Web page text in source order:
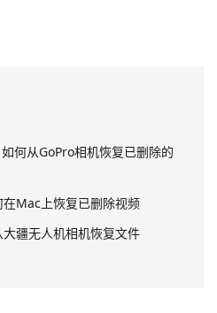
何从GoPro相机恢复已删除的
Mac上恢复已删除视频
疆无人机相机恢复文件